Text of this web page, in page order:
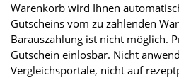
Warenkorb wird Ihnen
Gutscheins vom zu zahlenden
Barauszahlung ist nicht möglich.
Gutschein einlösbar. Nicht
Vergleichsportale, nicht auf